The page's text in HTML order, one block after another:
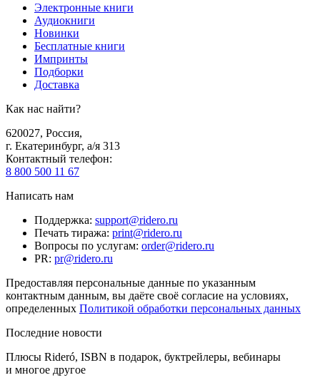
Электронные книги
Аудиокниги
Новинки
Бесплатные книги
Импринты
Подборки
Доставка
Как нас найти?
620027, Россия,
г. Екатеринбург, а/я 313
Контактный телефон:
8 800 500 11 67
Написать нам
Поддержка: support@ridero.ru
Печать тиража: print@ridero.ru
Вопросы по услугам: order@ridero.ru
PR: pr@ridero.ru
Предоставляя персональные данные по указанным
контактным данным, вы даёте своё согласие на условиях,
определенных Политикой обработки персональных данных
Последние новости
Плюсы Rideró, ISBN в подарок, буктрейлеры, вебинары
и многое другое